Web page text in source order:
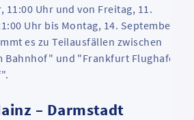
11:00 Uhr und von Freitag, 11.
Uhr bis Montag, 14. September,
es zu Teilausfällen zwischen
Bahnhof" und "Frankfurt Flughafen
– Darmstadt